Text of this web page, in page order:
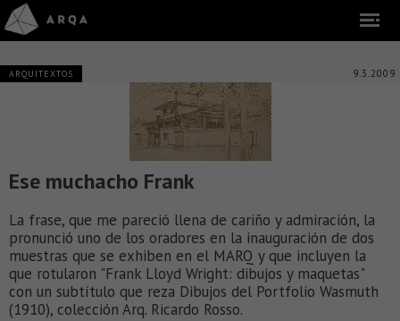
ARQUITEXTOS 9.3.2009
Ese muchacho Frank
La frase, que me pareció llena de cariño y admiración, la
pronunció uno de los oradores en la inauguración de dos
muestras que se exhiben en el MARQ y que incluyen la
que rotularon "Frank Lloyd Wright: dibujos y maquetas"
con un subtítulo que reza Dibujos del Portfolio Wasmuth
(1910), colección Arq. Ricardo Rosso.